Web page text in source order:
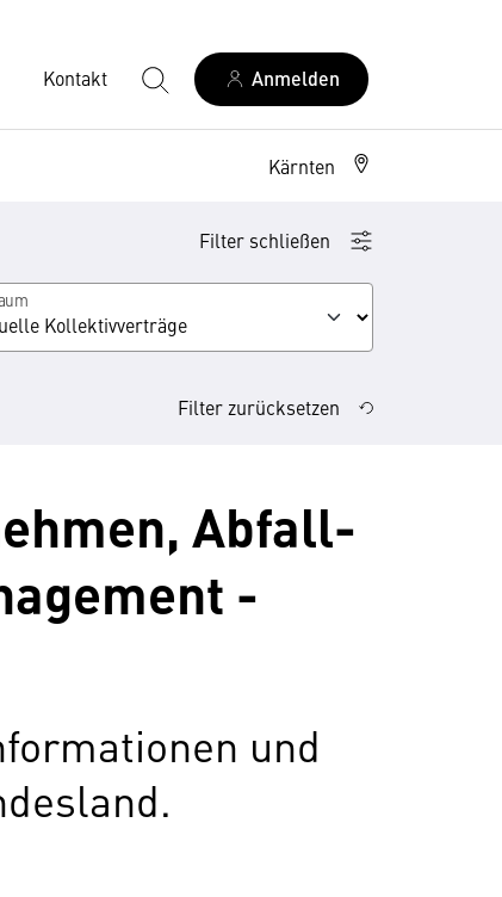
Kontakt Anmelden
Kärnten
Filter schließen
Filter zurücksetzen
Abfall-
-
und